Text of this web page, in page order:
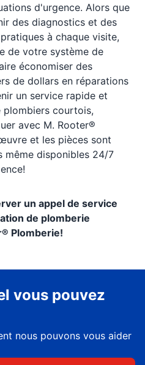
d'urgence. Alors que
des diagnostics et des
à chaque visite,
de votre système de
économiser des
de dollars en réparations
un service rapide et
courtois,
avec M. Rooter®
et les pièces sont
même disponibles 24/7
un appel de service
de plomberie
Plomberie!
vous pouvez
nous pouvons vous aider